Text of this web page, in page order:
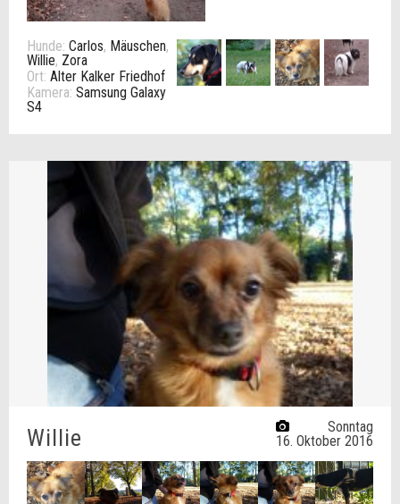
Hunde: Carlos, Mäuschen,
Willie, Zora
Ort: Alter Kalker Friedhof
Kamera: Samsung Galaxy
S4
Sonntag
16. Oktober 2016
Willie